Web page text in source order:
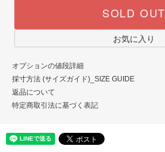
SOLD OUT
お気に入り
オプションの値段詳細
採寸方法 (サイズガイド)_SIZE GUIDE
返品について
特定商取引法に基づく表記